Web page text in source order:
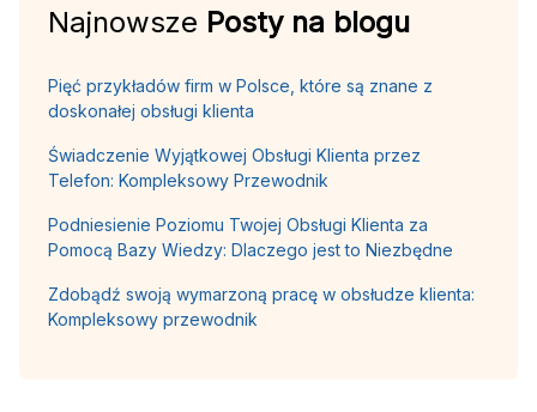
Najnowsze Posty na blogu
Pięć przykładów firm w Polsce, które są znane z
doskonałej obsługi klienta
Świadczenie Wyjątkowej Obsługi Klienta przez
Telefon: Kompleksowy Przewodnik
Podniesienie Poziomu Twojej Obsługi Klienta za
Pomocą Bazy Wiedzy: Dlaczego jest to Niezbędne
Zdobądź swoją wymarzoną pracę w obsłudze klienta:
Kompleksowy przewodnik